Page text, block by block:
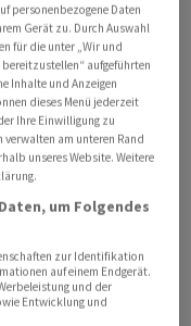
vom Autobauer
und dem
wenn unter
während
am Dow-Ende
hatten besser als
macht der
Verluste mit
Quartal mit
lagen aber über
personenbezogene Daten
Gerät zu. Durch Auswahl
für die unter „Wir und
aufgeführten
Inhalte und Anzeigen
dieses Menü jederzeit
Ihre Einwilligung zu
am unteren Rand
unseres Website. Weitere
um Folgendes
zur Identifikation
auf einem Endgerät.
und der
Entwicklung und